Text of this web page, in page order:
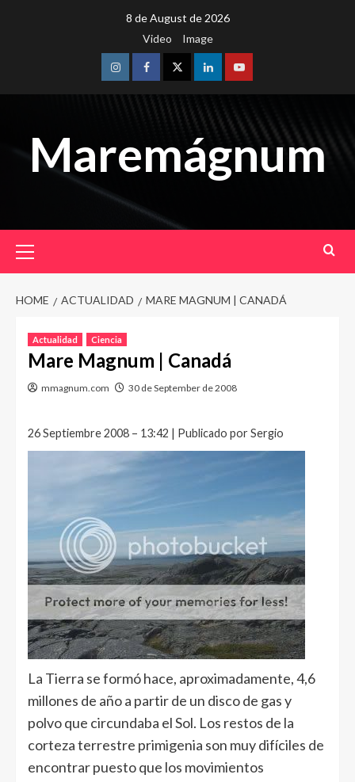
8 de August de 2026
Video
Image
InstagramFacebookTwitterLinkedinYoutube
Maremágnum
Menu
HOME ACTUALIDAD MARE MAGNUM | CANADÁ
Actualidad Ciencia
Mare Magnum | Canadá
mmagnum.com 30 de September de 2008
26 Septiembre 2008 – 13:42 | Publicado por Sergio
La Tierra se formó hace, aproximadamente, 4,6
millones de año a partir de un disco de gas y
polvo que circundaba el Sol. Los restos de la
corteza terrestre primigenia son muy difíciles de
encontrar puesto que los movimientos